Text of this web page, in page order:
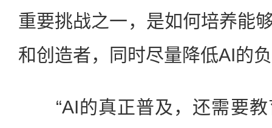
重要挑战之一，是如何培养能
和创造者，同时尽量降低AI的
“AI的真正普及，还需要教